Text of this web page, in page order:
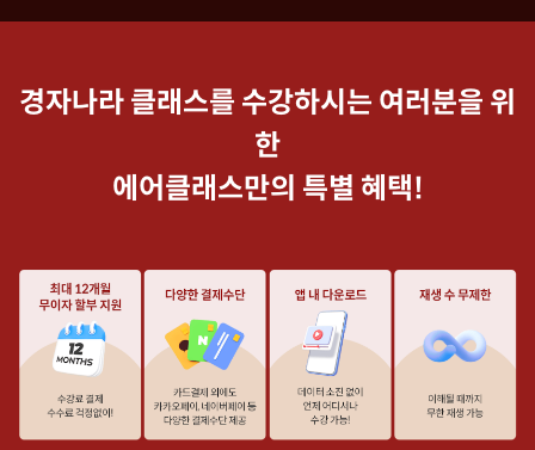
경자나라 클래스를 수강하시는 여러분을 위
한
에어클래스만의 특별 혜택!